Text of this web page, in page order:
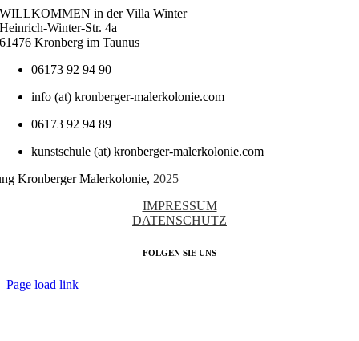
WILLKOMMEN in der Villa Winter
Heinrich-Winter-Str. 4a
61476 Kronberg im Taunus
06173 92 94 90
info (at) kronberger-malerkolonie.com
06173 92 94 89
kunstschule (at) kronberger-malerkolonie.com
Kronberger Malerkolonie, 2025
IMPRESSUM
DATENSCHUTZ
FOLGEN SIE UNS
Page load link